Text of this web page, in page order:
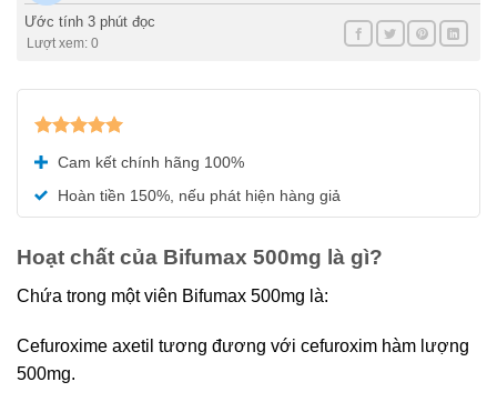
Ước tính 3 phút đọc
Lượt xem: 0
hạng5.00
5 sao
Cam kết chính hãng 100%
Hoàn tiền 150%, nếu phát hiện hàng giả
Hoạt chất của Bifumax 500mg là gì?
Chứa trong một viên Bifumax 500mg là:
Cefuroxime axetil tương đương với cefuroxim hàm lượng
500mg.